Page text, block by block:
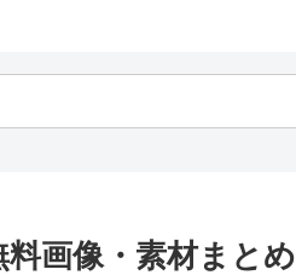
画像・素材まとめ